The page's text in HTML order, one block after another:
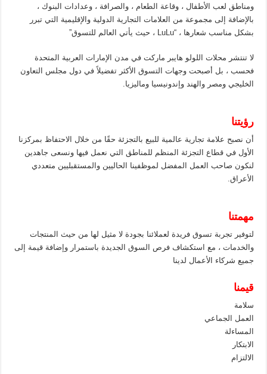
ومناطق لعب الأطفال ، وقاعة الطعام ، والصرافة ، وعدادات البنوك ،
بالإضافة إلى مجموعة من العلامات التجارية الدولية والإقليمية التي تبرر
بشكل مناسب شعارها ، “LuLu ، حيث يأتي العالم للتسوق”
لا تنتشر محلات اللولو هايبر ماركت في مدن الإمارات العربية المتحدة
فحسب ، بل أصبحت وجهات التسوق الأكثر تفضيلاً في دول مجلس التعاون
الخليجي ومصر والهند وإندونيسيا وماليزيا.
رؤيتنا
أن نصبح علامة تجارية عالمية للبيع بالتجزئة حقًا من خلال الاحتفاظ بمركزنا
الأول في قطاع التجزئة المنظم للمناطق التي نعمل فيها ونسعى جاهدين
لنكون صاحب العمل المفضل لموظفينا الحاليين والمستقبليين متعددي
الأعراق.
مهمتنا
لتوفير تجربة تسوق فريدة لعملائنا بجودة لا مثيل لها من حيث المنتجات
والخدمات ، مع استكشاف فرص السوق الجديدة باستمرار وإضافة قيمة إلى
جميع شركاء الأعمال لدينا
قيمنا
سلامة
العمل الجماعي
المساءلة
الابتكار
الالتزام